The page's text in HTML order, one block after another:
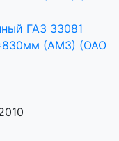
ГАЗ 33081
(АМЗ) (ОАО